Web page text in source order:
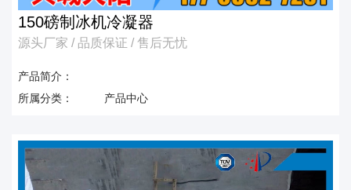
150磅制冰机冷凝器
源头厂家 / 品质保证 / 售后无忧
产品简介：
所属分类：
产品中心